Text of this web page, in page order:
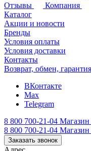
Отзывы
Компания
Каталог
Акции и новости
Бренды
Условия оплаты
Условия доставки
Контакты
Возврат, обмен, гарантия
ВКонтакте
Max
Telegram
8 800 700-21-04 Магазин
8 800 700-21-04 Магазин
Заказать звонок